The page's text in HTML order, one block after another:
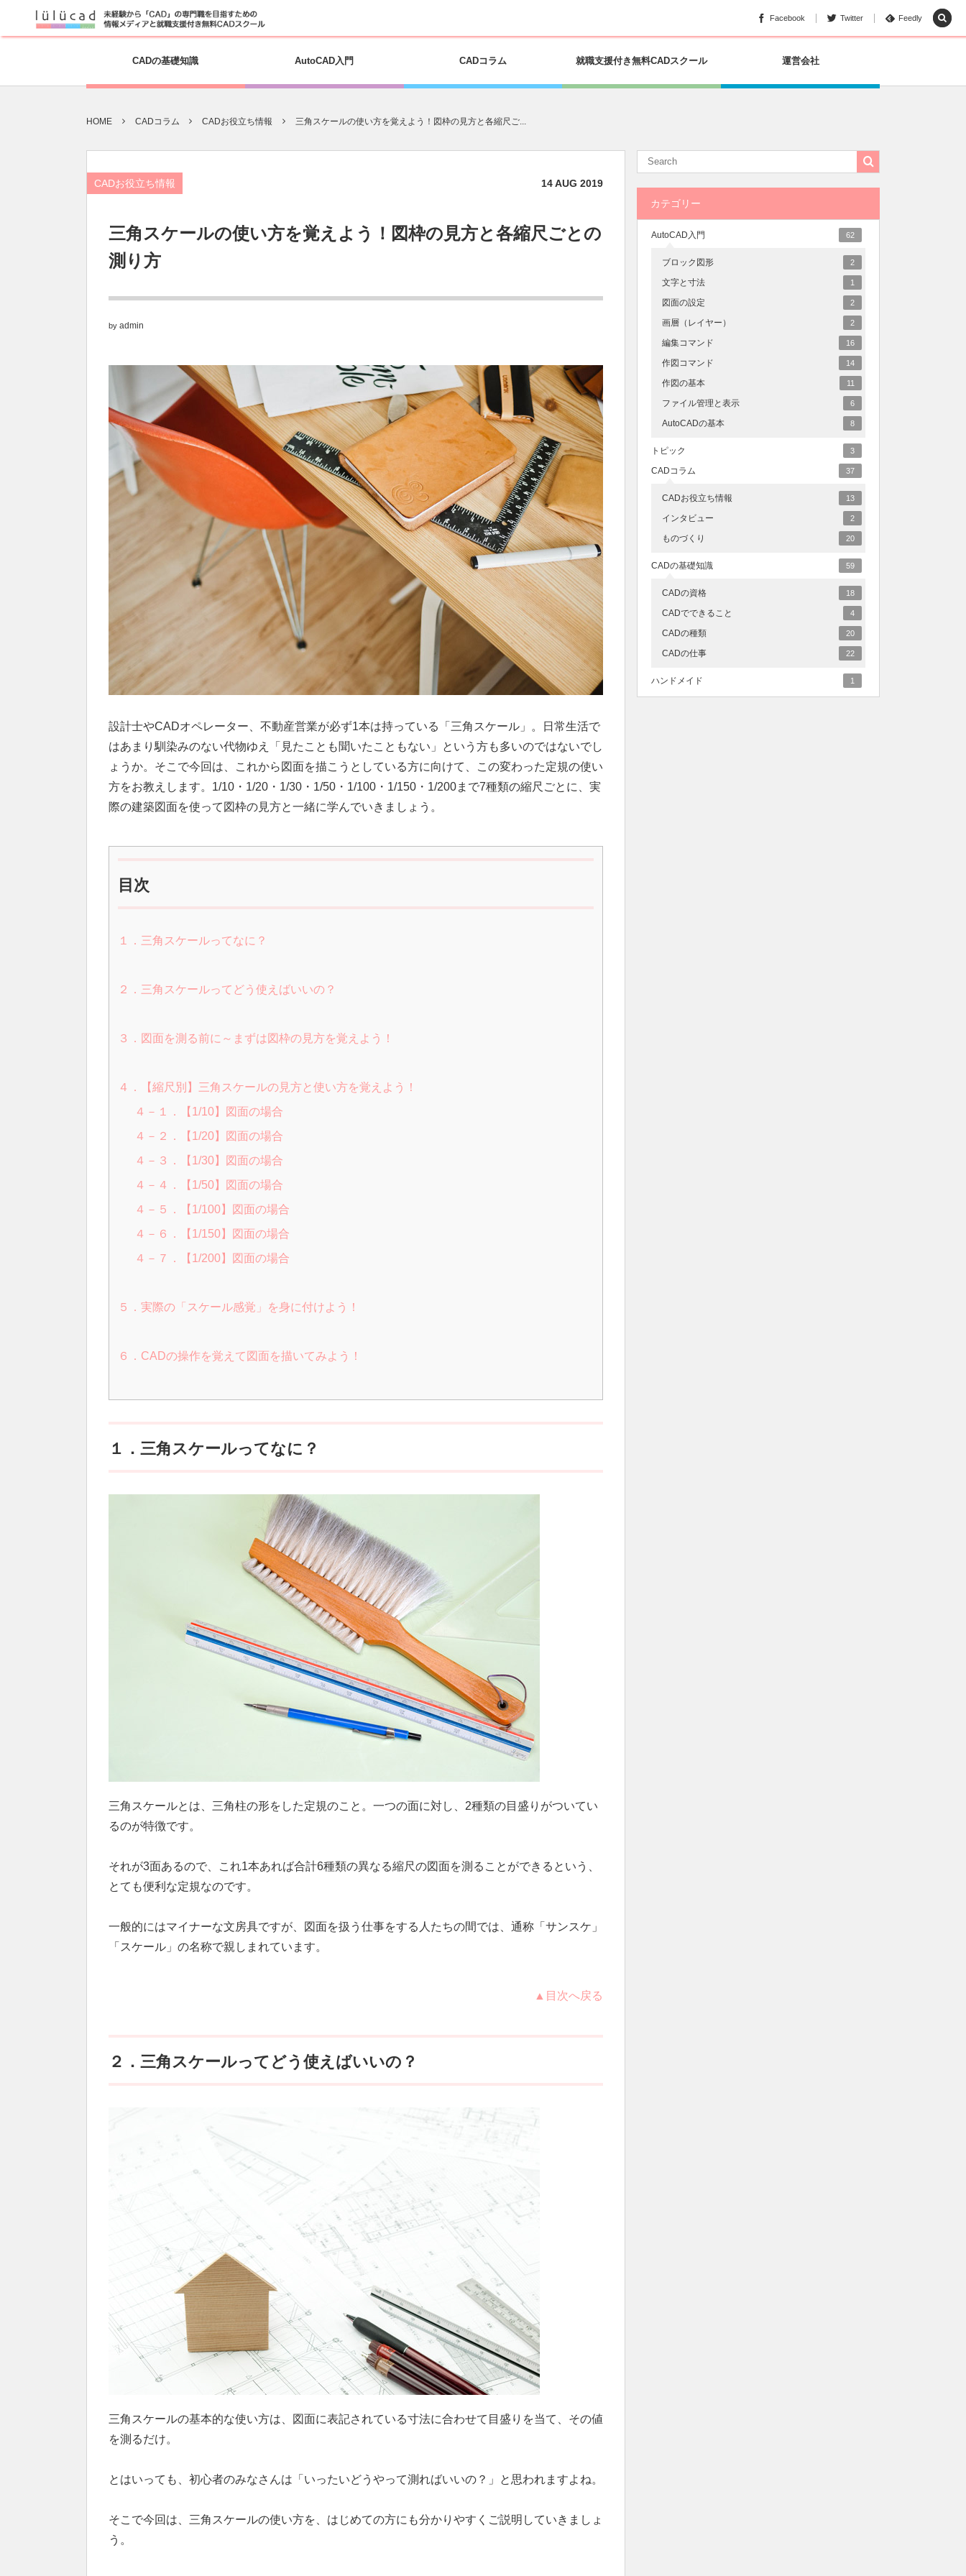
Facebook Twitter Feedly
CADの基礎知識 AutoCAD入門 CADコラム 就職支援付き無料CADスクール 運営会社
HOME CADコラム CADお役立ち情報 三角スケールの使い方を覚えよう！図枠の見方と各縮尺ご...
CADお役立ち情報 14AUG 2019
三角スケールの使い方を覚えよう！図枠の見方と各縮尺ごとの
測り方
by admin
設計士やCADオペレーター、不動産営業が必ず1本は持っている「三角スケール」。日常生活で
はあまり馴染みのない代物ゆえ「見たことも聞いたこともない」という方も多いのではないでし
ょうか。そこで今回は、これから図面を描こうとしている方に向けて、この変わった定規の使い
方をお教えします。1/10・1/20・1/30・1/50・1/100・1/150・1/200まで7種類の縮尺ごとに、実
際の建築図面を使って図枠の見方と一緒に学んでいきましょう。
目次
１．三角スケールってなに？
２．三角スケールってどう使えばいいの？
３．図面を測る前に～まずは図枠の見方を覚えよう！
４．【縮尺別】三角スケールの見方と使い方を覚えよう！
４－１．【1/10】図面の場合
４－２．【1/20】図面の場合
４－３．【1/30】図面の場合
４－４．【1/50】図面の場合
４－５．【1/100】図面の場合
４－６．【1/150】図面の場合
４－７．【1/200】図面の場合
５．実際の「スケール感覚」を身に付けよう！
６．CADの操作を覚えて図面を描いてみよう！
１．三角スケールってなに？
三角スケールとは、三角柱の形をした定規のこと。一つの面に対し、2種類の目盛りがついてい
るのが特徴です。
それが3面あるので、これ1本あれば合計6種類の異なる縮尺の図面を測ることができるという、
とても便利な定規なのです。
一般的にはマイナーな文房具ですが、図面を扱う仕事をする人たちの間では、通称「サンスケ」
「スケール」の名称で親しまれています。
▲目次へ戻る
２．三角スケールってどう使えばいいの？
三角スケールの基本的な使い方は、図面に表記されている寸法に合わせて目盛りを当て、その値
を測るだけ。
とはいっても、初心者のみなさんは「いったいどうやって測ればいいの？」と思われますよね。
そこで今回は、三角スケールの使い方を、はじめての方にも分かりやすくご説明していきましょ
う。
カテゴリー
AutoCAD入門 62
ブロック図形 2
文字と寸法 1
図面の設定 2
画層（レイヤー） 2
編集コマンド 16
作図コマンド 14
作図の基本 11
ファイル管理と表示 6
AutoCADの基本 8
トピック 3
CADコラム 37
CADお役立ち情報 13
インタビュー 2
ものづくり 20
CADの基礎知識 59
CADの資格 18
CADでできること 4
CADの種類 20
CADの仕事 22
ハンドメイド 1